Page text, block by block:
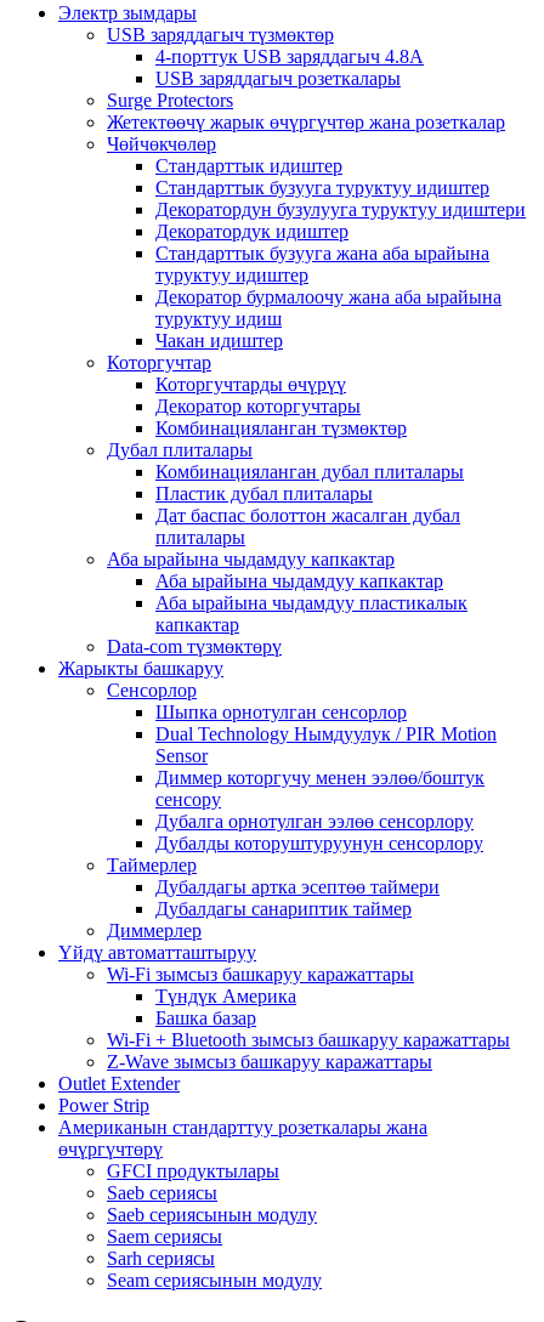
Электр зымдары
USB заряддагыч түзмөктөр
4-порттук USB заряддагыч 4.8A
USB заряддагыч розеткалары
Surge Protectors
Жетектөөчү жарык өчүргүчтөр жана розеткалар
Чөйчөкчөлөр
Стандарттык идиштер
Стандарттык бузууга туруктуу идиштер
Декоратордун бузулууга туруктуу идиштери
Декоратордук идиштер
Стандарттык бузууга жана аба ырайына
туруктуу идиштер
Декоратор бурмалоочу жана аба ырайына
туруктуу идиш
Чакан идиштер
Которгучтар
Которгучтарды өчүрүү
Декоратор которгучтары
Комбинацияланган түзмөктөр
Дубал плиталары
Комбинацияланган дубал плиталары
Пластик дубал плиталары
Дат баспас болоттон жасалган дубал
плиталары
Аба ырайына чыдамдуу капкактар
Аба ырайына чыдамдуу капкактар
Аба ырайына чыдамдуу пластикалык
капкактар
Data-com түзмөктөрү
Жарыкты башкаруу
Сенсорлор
Шыпка орнотулган сенсорлор
Dual Technology Нымдуулук / PIR Motion
Sensor
Диммер которгучу менен ээлөө/боштук
сенсору
Дубалга орнотулган ээлөө сенсорлору
Дубалды которуштуруунун сенсорлору
Таймерлер
Дубалдагы артка эсептөө таймери
Дубалдагы санариптик таймер
Диммерлер
Үйдү автоматташтыруу
Wi-Fi зымсыз башкаруу каражаттары
Түндүк Америка
Башка базар
Wi-Fi + Bluetooth зымсыз башкаруу каражаттары
Z-Wave зымсыз башкаруу каражаттары
Outlet Extender
Power Strip
Американын стандарттуу розеткалары жана
өчүргүчтөрү
GFCI продуктылары
Saeb сериясы
Saeb сериясынын модулу
Saem сериясы
Sarh сериясы
Seam сериясынын модулу